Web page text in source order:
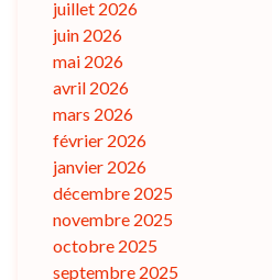
juillet 2026
juin 2026
mai 2026
avril 2026
mars 2026
février 2026
janvier 2026
décembre 2025
novembre 2025
octobre 2025
septembre 2025